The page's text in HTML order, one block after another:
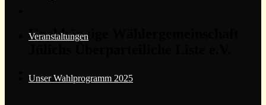
Unabhängige Wählergemeinschaft
Veranstaltungen
Unser Wahlprogramm 2025